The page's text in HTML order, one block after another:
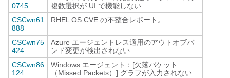
0745
複数選択が UI で機能しない
CSCwn61
888
RHEL OS CVE の不整合レポート。
CSCwn75
424
Azure エージェントレス適用のアウトオブバ
ンド変更が検出されない
CSCwn86
124
Windows エージェント：[欠落パケット
（Missed Packets）] グラフが入力されない